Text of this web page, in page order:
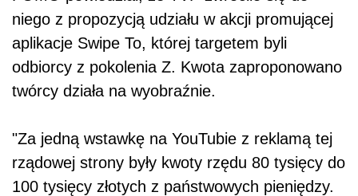
niego z propozycją udziału w akcji promującej
aplikacje Swipe To, której targetem byli
odbiorcy z pokolenia Z. Kwota zaproponowano
twórcy działa na wyobraźnie.
"Za jedną wstawkę na YouTubie z reklamą tej
rządowej strony były kwoty rzędu 80 tysięcy do
100 tysięcy złotych z państwowych pieniędzy.